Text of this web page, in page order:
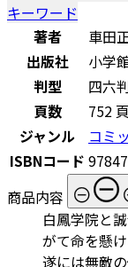
キーワード
著者
車田
出版社
小学
判型
四六
頁数
752 頁
ジャンル
コミ
ISBNコード
商品内容
白鳳学院と
がて命を懸
遂には無敵